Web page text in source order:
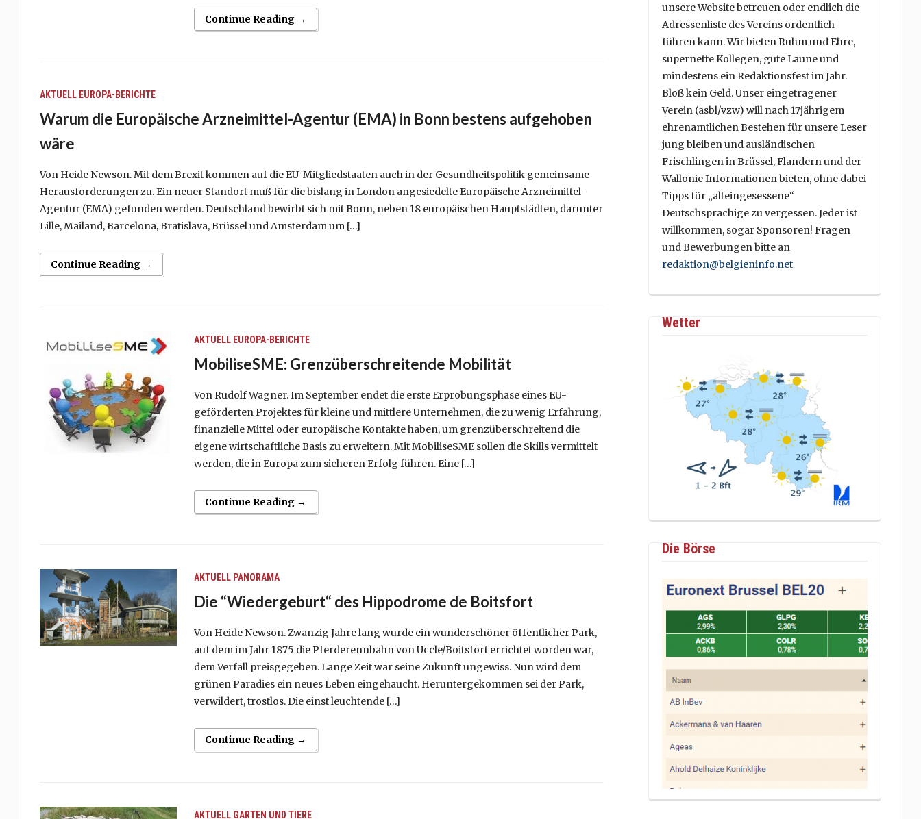
Continue Reading →
AKTUELL EUROPA-BERICHTE
Warum die Europäische Arzneimittel-Agentur (EMA) in Bonn bestens aufgehoben
wäre
Von Heide Newson. Mit dem Brexit kommen auf die EU-Mitgliedstaaten auch in der Gesundheitspolitik gemeinsame
Herausforderungen zu. Ein neuer Standort muß für die bislang in London angesiedelte Europäische Arzneimittel-
Agentur (EMA) gefunden werden. Deutschland bewirbt sich mit Bonn, neben 18 europäischen Hauptstädten, darunter
Lille, Mailand, Barcelona, Bratislava, Brüssel und Amsterdam um […]
Continue Reading →
AKTUELL EUROPA-BERICHTE
MobiliseSME: Grenzüberschreitende Mobilität
Von Rudolf Wagner. Im September endet die erste Erprobungsphase eines EU-
geförderten Projektes für kleine und mittlere Unternehmen, die zu wenig Erfahrung,
finanzielle Mittel oder europäische Kontakte haben, um grenzüberschreitend die
eigene wirtschaftliche Basis zu erweitern. Mit MobiliseSME sollen die Skills vermittelt
werden, die in Europa zum sicheren Erfolg führen. Eine […]
Continue Reading →
AKTUELL PANORAMA
Die “Wiedergeburt“ des Hippodrome de Boitsfort
Von Heide Newson. Zwanzig Jahre lang wurde ein wunderschöner öffentlicher Park,
auf dem im Jahr 1875 die Pferderennbahn von Uccle/Boitsfort errichtet worden war,
dem Verfall preisgegeben. Lange Zeit war seine Zukunft ungewiss. Nun wird dem
grünen Paradies ein neues Leben eingehaucht. Heruntergekommen sei der Park,
verwildert, trostlos. Die einst leuchtende […]
Continue Reading →
AKTUELL GARTEN UND TIERE
unsere Website betreuen oder endlich die
Adressenliste des Vereins ordentlich
führen kann. Wir bieten Ruhm und Ehre,
supernette Kollegen, gute Laune und
mindestens ein Redaktionsfest im Jahr.
Bloß kein Geld. Unser eingetragener
Verein (asbl/vzw) will nach 17jährigem
ehrenamtlichen Bestehen für unsere Leser
jung bleiben und ausländischen
Frischlingen in Brüssel, Flandern und der
Wallonie Informationen bieten, ohne dabei
Tipps für „alteingesessene“
Deutschsprachige zu vergessen. Jeder ist
willkommen, sogar Sponsoren! Fragen
und Bewerbungen bitte an
redaktion@belgieninfo.net
Wetter
Die Börse